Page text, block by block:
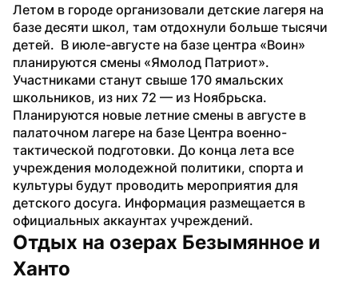
Летом в городе организовали детские лагеря на
базе десяти школ, там отдохнули больше тысячи
детей.  В июле-августе на базе центра «Воин»
планируются смены «Ямолод Патриот».
Участниками станут свыше 170 ямальских
школьников, из них 72 — из Ноябрьска.
Планируются новые летние смены в августе в
палаточном лагере на базе Центра военно-
тактической подготовки. До конца лета все
учреждения молодежной политики, спорта и
культуры будут проводить мероприятия для
детского досуга. Информация размещается в
официальных аккаунтах учреждений.
Отдых на озерах Безымянное и
Ханто